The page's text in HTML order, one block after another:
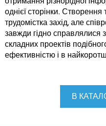
однієї сторінки.
трудомістка захід, але
завжди гідно справлялися
складних проектів
ефективністю і в
В